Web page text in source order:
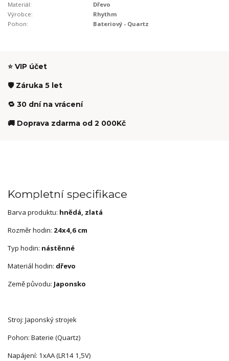
Materiál:
Dřevo
Výrobce:
Rhythm
Pohon:
Bateriový - Quartz
⭐ VIP účet
🛡️ Záruka 5 let
🔁 30 dní na vrácení
🚚 Doprava zdarma od 2 000Kč
Kompletní specifikace
Barva produktu: hnědá, zlatá
Rozměr hodin: 24x4,6 cm
Typ hodin: nástěnné
Materiál hodin: dřevo
Země původu: Japonsko
Stroj: Japonský strojek
Pohon: Baterie (Quartz)
Napájení: 1xAA (LR14 1,5V)